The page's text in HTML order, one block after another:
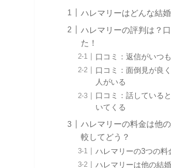
ハレマリーはどんな結
ハレマリーの評判は？
た！
口コミ：返信がいつ
口コミ：面倒見が良
人がいる
口コミ：話している
いてくる
ハレマリーの料金は他
較してどう？
ハレマリーの3つの料
ハレマリーは他の結